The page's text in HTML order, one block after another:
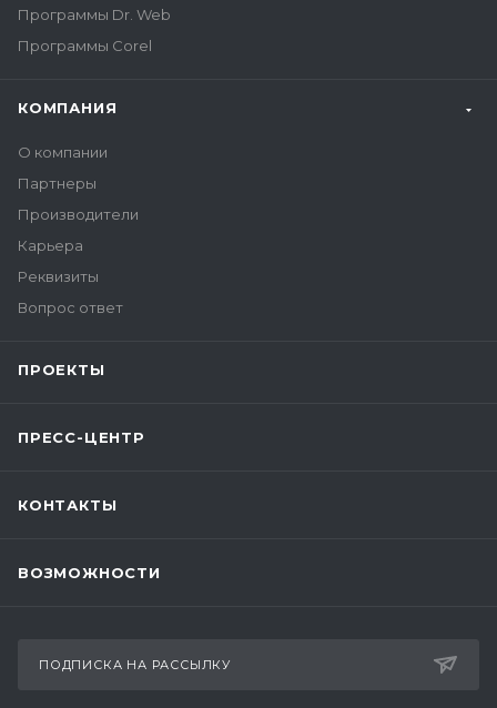
Программы Dr. Web
Программы Corel
КОМПАНИЯ
О компании
Партнеры
Производители
Карьера
Реквизиты
Вопрос ответ
ПРОЕКТЫ
ПРЕСС-ЦЕНТР
КОНТАКТЫ
ВОЗМОЖНОСТИ
ПОДПИСКА НА РАССЫЛКУ